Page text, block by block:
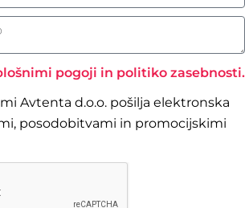
pogoji in politiko zasebnosti.
Avtenta d.o.o. pošilja elektronska
posodobitvami in promocijskimi